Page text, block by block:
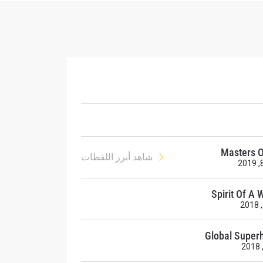
Masters شاهد أبرز اللقطات
Spirit Of A
Global